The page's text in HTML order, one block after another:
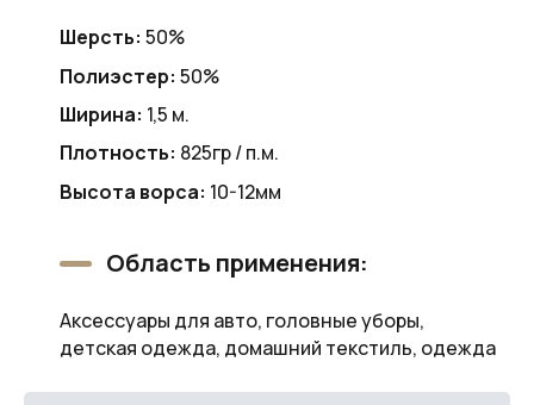
Шерсть: 50%
Полиэстер: 50%
Ширина: 1,5 м.
Плотность: 825гр / п.м.
Высота ворса: 10-12мм
Область применения:
Аксессуары для авто, головные уборы,
детская одежда, домашний текстиль, одежда